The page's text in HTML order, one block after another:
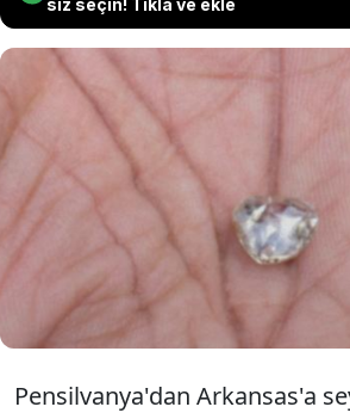
siz seçin! Tıkla ve ekle
Arkansas'taki Crater
Parkı'nı ziyaret eden
volkanik sahasında
nadir bir beyaz elmas
Pensilvanya'dan Arkansas'a